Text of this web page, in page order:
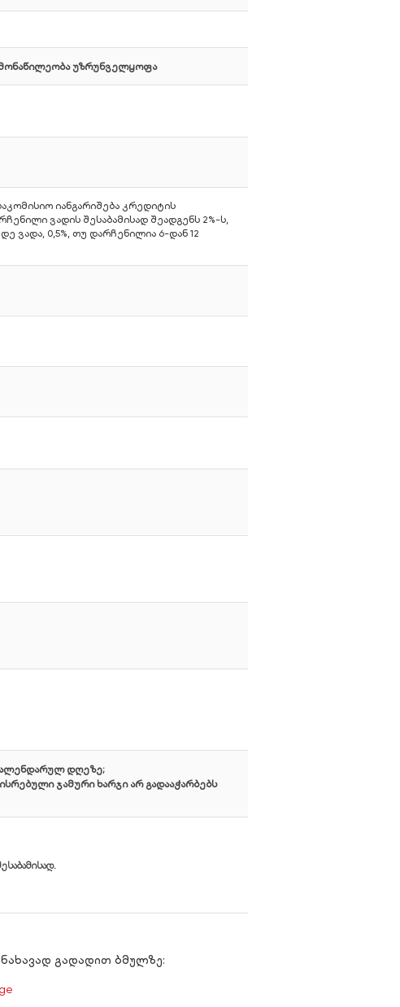
უზრუნველყოფა
იანგარიშება კრედიტის
ვადის შესაბამისად შეადგენს 2%-ს,
ვადა, 0,5%, თუ დარჩენილია 6-დან 12
დღეზე;
ჯამური ხარჯი არ გადააჭარბებს
გადადით ბმულზე: